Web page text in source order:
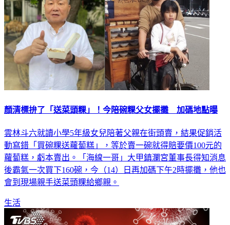
顏清標拚了「送菜頭粿」！今陪碗粿父女擺攤 加碼地點曝
雲林斗六就讀小學5年級女兒陪著父親在街頭賣，結果促銷活
動寫錯「買碗粿送蘿蔔糕」，等於賣一碗就得賠要價100元的
蘿蔔糕，虧本賣出。「海線一哥」大甲鎮瀾宮董事長得知消息
後霸氣一次買下160碗，今（14）日再加碼下午2時擺攤，他也
會到現場親手送菜頭粿給鄉親。
生活